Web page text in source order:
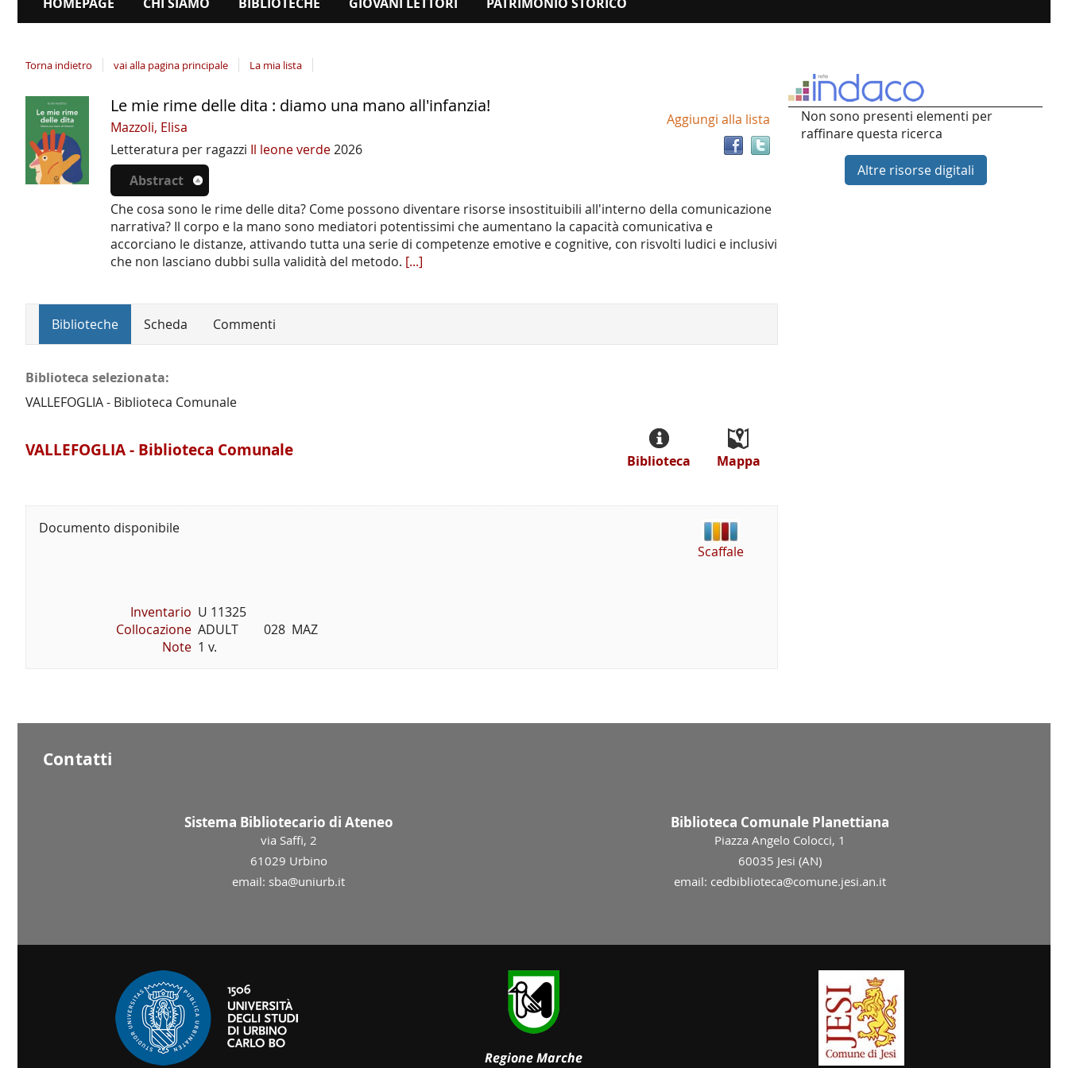
Torna indietro vai alla pagina principale La mia lista
Dettaglio
del
documento
Trova
documento
Aggiungi alla lista
Le mie rime delle dita : diamo una mano all'infanzia!
Mazzoli, Elisa
Letteratura per ragazzi Il leone verde2026
Abstract
Che cosa sono le rime delle dita? Come possono diventare risorse insostituibili all'interno della comunicazione
narrativa? Il corpo e la mano sono mediatori potentissimi che aumentano la capacità comunicativa e
accorciano le distanze, attivando tutta una serie di competenze emotive e cognitive, con risvolti ludici e inclusivi
che non lasciano dubbi sulla validità del metodo. [...]
Biblioteche Scheda Commenti
Biblioteca selezionata:
VALLEFOGLIA - Biblioteca Comunale
VALLEFOGLIA - Biblioteca Comunale
Mappa
Biblioteca
Documento disponibile
Inventario U 11325
Collocazione ADULT        028  MAZ
Note 1 v.
Scaffale
Non sono presenti elementi per
raffinare questa ricerca
Altre risorse digitali
Contatti
Sistema Bibliotecario di Ateneo
via Saffi, 2
61029 Urbino
email: sba@uniurb.it
Biblioteca Comunale Planettiana
Piazza Angelo Colocci, 1
60035 Jesi (AN)
email: cedbiblioteca@comune.jesi.an.it